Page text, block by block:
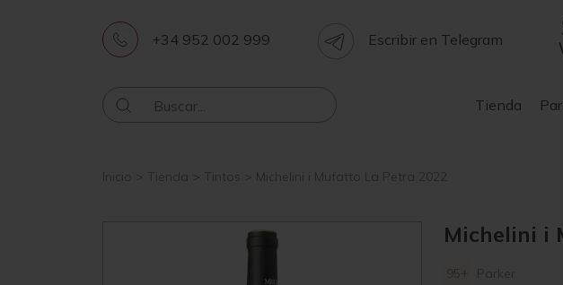
+34 952 002 999 Escribir en Telegram
Tienda
Inicio Tienda Tintos Michelini i Mufatto La Petra 2022
Michelini i
Parker